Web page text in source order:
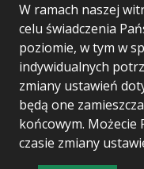
W ramach naszej
celu świadczenia
poziomie, w tym w
indywidualnych
zmiany ustawień
będą one
końcowym. Możecie
czasie zmiany
Statystyki
Polityka
RODO
Wersja systemu:
Ostatnia